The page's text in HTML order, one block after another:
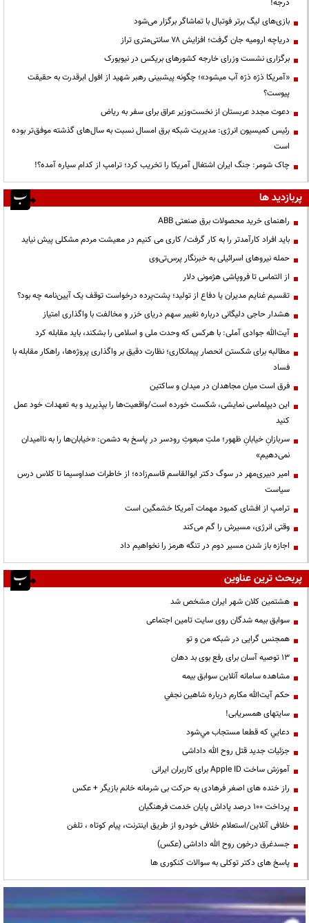
درجه!
بازی‌های لیگ برتر فوتبال با تماشاگر برگزار می‌شود
دریاچه ارومیه جان گرفت؛ افزایش ۷۸ سانتی‌متری تراز
برگزاری نشست وزرای خارجه کشورهای بریکس در نیویورک
«آمریکا ذرّه ذرّه آب میشود»؛ چگونه پیشبینی رهبر شهید از افول ابرقدرت به حقیقت
پیوست؟
دعوت مجدد عربستان از نخست‌وزیر عراق برای سفر به ریاض
رئیس کمیسیون انرژی: مدیریت شبکه برق امسال نسبت به سال‌های گذشته موفق‌تر بوده
است
چاک شومر: جنگ ایران اشتغال آمریکا را تخریب کرد؛ ترامپ از کدام سیاره آمده؟!
پربازدید ها
راهنمای خرید محصولات برق صنعتی ABB
باید افراد کارآمدتر را به کار گرفت/ کاری می کنیم در معیشت مردم مشکلی پیش نیاید
حمله نیروهای اسرائیلی به خبرنگار پرس‌تی‌وی
از التماس تا فروپاشی هژمونی دلار
تقسیم غنایم مدیران یا دفاع از تولید؛ پشت‌پرده درخواست توقف یک آیین‌نامه چه بود؟
هشدار حاجی دلیگانی درباره تغییر سهم دریای خزر و مخالفت با واگذاری امتیاز
آیت‌الله جوادی آملی: با هرکس که وحدت ملی و اسلامی را بشکند، باید مقابله کرد
مطالبه برای شکستن انحصار پیمانکاری؛ نظارت دقیق بر واگذاری پروژه‌ها، راهکار مقابله با
فساد
فرق است میان مجاهدان در میدان و ساکتین
این دیپلماسی نمایشی، شکست خورده است/واقعیت‌ها را بپذیرید و به تعهدات خود عمل
کنید
سربازانِ خیابانِ ظهور؛ ملتِ مبعوثِ رودسر در پاسخ به دشمن: «خیابان‌ها را به ناامیدان
نمی‌دهیم»
امیر دبیری‌مهر در سوگ دکتر ابوالقاسم قاسم‌زاده؛ از خاطرات صداوسیما تا کلاس درس
سیاست
ترامپ از افشای کمبود مهمات آمریکا خشمگین است
وقتی انرژی، مسیرش را گم می‌کند
اجازه باز شدن مسیر دوم در تنگه هرمز را نخواهیم داد
پربحث ترین عناوین
هشتمین کلان شهر ایران مشخص شد
سوابق بیمه شدگان روی سایت تامین اجتماعی
همجنس گرایی در شبکه من و تو
13 توصیه آسان برای رفع بوی بد دهان
مشاهده سامانه آنلاين سوابق بیمه
حكم آيت‌الله مكارم درباره شاهين نجفي
سایتهای همسریابی!
دعايي كه قطعا مستجاب مي‌شود
جزئیات جدید قتل روح الله داداشی
آموزش ساخت Apple ID برای کاربران ایرانی
راز خنده های اصغر فرهادی به حرکت بی شرمانه خانم بازیگر + عکس
پرداخت ۱۰۰ درصد پاداش پایان خدمت فرهنگیان
خلافی آنلاین/استعلام خلافی خودرو از طریق اینترنت، پیام کوتاه ، تلفن
جسدغرق درخون روح الله داداشی (عکس)
پاسخ های دکتر توکلی به سوالات کنکوری ها